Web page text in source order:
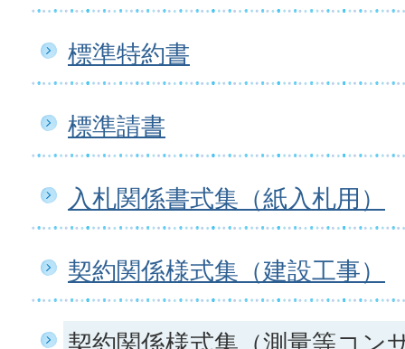
標準特約書
標準請書
入札関係書式集（紙入札用）
契約関係様式集（建設工事）